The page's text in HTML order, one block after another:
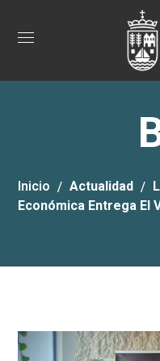
Inicio Actualidad
Económica Entrega El